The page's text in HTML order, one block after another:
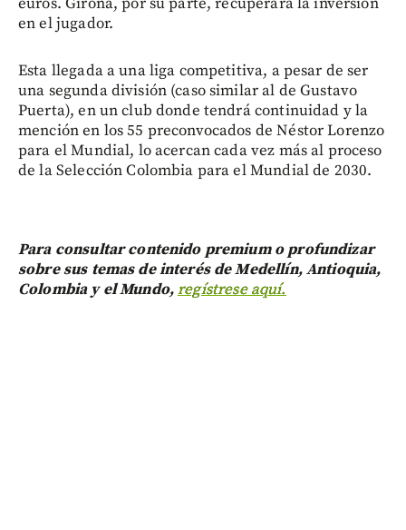
en el jugador.
Esta llegada a una liga competitiva, a pesar de ser
una segunda división (caso similar al de Gustavo
Puerta), en un club donde tendrá continuidad y la
mención en los 55 preconvocados de Néstor Lorenzo
para el Mundial, lo acercan cada vez más al proceso
de la Selección Colombia para el Mundial de 2030.
Para consultar contenido premium o profundizar
sobre sus temas de interés de Medellín, Antioquia,
Colombia y el Mundo,regístrese aquí.